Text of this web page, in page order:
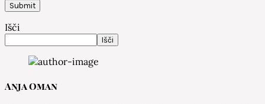
Išči
Išči
Anja Oman